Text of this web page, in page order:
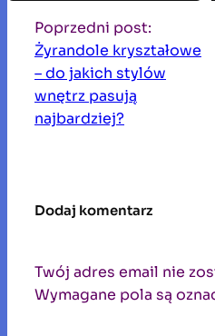
Poprzedni post:
Żyrandole kryształowe
– do jakich stylów
wnętrz pasują
najbardziej?
Dodaj komentarz
Twój adres email nie
Wymagane pola są